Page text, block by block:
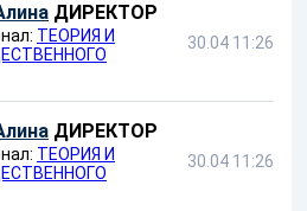
ДИРЕКТОР
ТЕОРИЯ И
30.04 11:26
ДИРЕКТОР
ТЕОРИЯ И
30.04 11:26